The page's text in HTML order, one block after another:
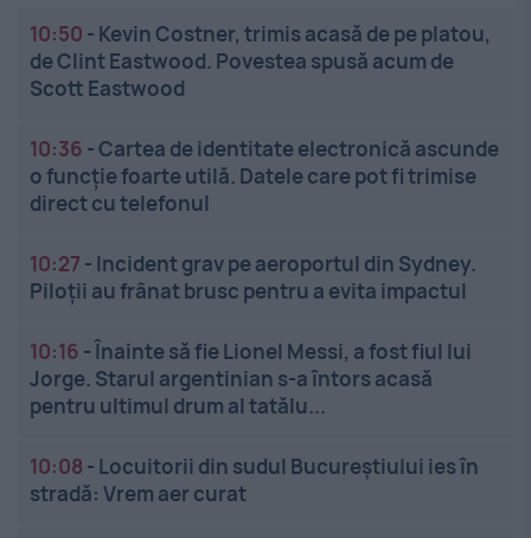
10:50 - Kevin Costner, trimis acasă de pe platou,
de Clint Eastwood. Povestea spusă acum de
Scott Eastwood
10:36 -Cartea de identitate electronică ascunde
o funcție foarte utilă. Datele care pot fi trimise
direct cu telefonul
10:27 - Incident grav pe aeroportul din Sydney.
Piloții au frânat brusc pentru a evita impactul
10:16 -Înainte să fie Lionel Messi, a fost fiul lui
Jorge. Starul argentinian s-a întors acasă
pentru ultimul drum al tatălu...
10:08 - Locuitorii din sudul Bucureștiului ies în
stradă: Vrem aer curat